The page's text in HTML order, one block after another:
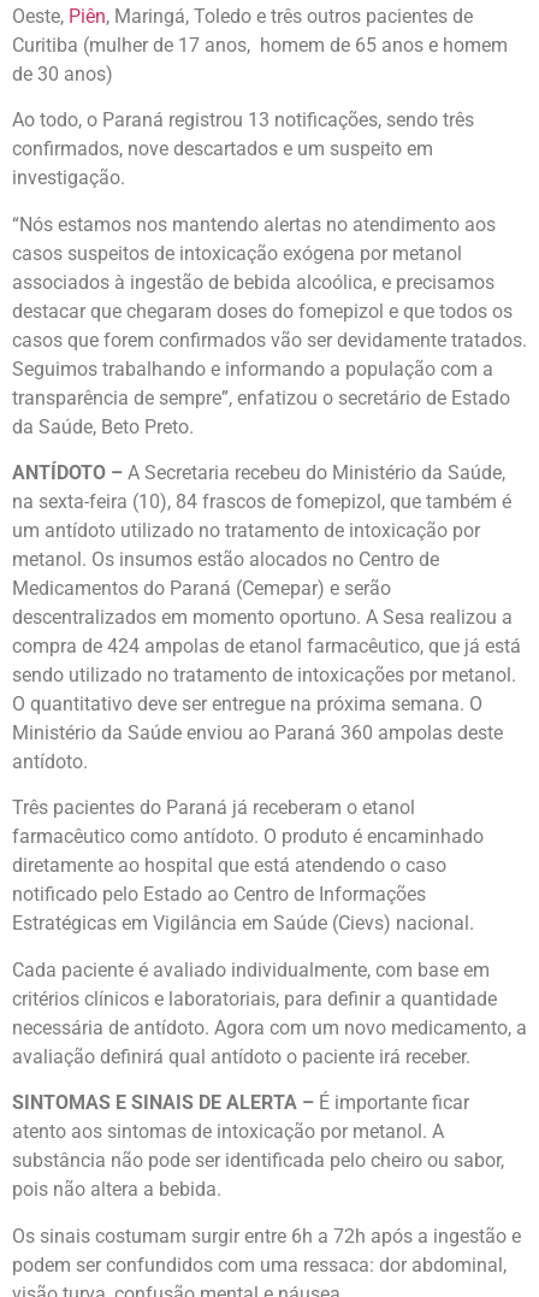
Oeste, Piên, Maringá, Toledo e três outros pacientes de
Curitiba (mulher de 17 anos, homem de 65 anos e homem
de 30 anos)
Ao todo, o Paraná registrou 13 notificações, sendo três
confirmados, nove descartados e um suspeito em
investigação.
“Nós estamos nos mantendo alertas no atendimento aos
casos suspeitos de intoxicação exógena por metanol
associados à ingestão de bebida alcoólica, e precisamos
destacar que chegaram doses do fomepizol e que todos os
casos que forem confirmados vão ser devidamente tratados.
Seguimos trabalhando e informando a população com a
transparência de sempre”, enfatizou o secretário de Estado
da Saúde, Beto Preto.
ANTÍDOTO – A Secretaria recebeu do Ministério da Saúde,
na sexta-feira (10), 84 frascos de fomepizol, que também é
um antídoto utilizado no tratamento de intoxicação por
metanol. Os insumos estão alocados no Centro de
Medicamentos do Paraná (Cemepar) e serão
descentralizados em momento oportuno. A Sesa realizou a
compra de 424 ampolas de etanol farmacêutico, que já está
sendo utilizado no tratamento de intoxicações por metanol.
O quantitativo deve ser entregue na próxima semana. O
Ministério da Saúde enviou ao Paraná 360 ampolas deste
antídoto.
Três pacientes do Paraná já receberam o etanol
farmacêutico como antídoto. O produto é encaminhado
diretamente ao hospital que está atendendo o caso
notificado pelo Estado ao Centro de Informações
Estratégicas em Vigilância em Saúde (Cievs) nacional.
Cada paciente é avaliado individualmente, com base em
critérios clínicos e laboratoriais, para definir a quantidade
necessária de antídoto. Agora com um novo medicamento, a
avaliação definirá qual antídoto o paciente irá receber.
SINTOMAS E SINAIS DE ALERTA – É importante ficar
atento aos sintomas de intoxicação por metanol. A
substância não pode ser identificada pelo cheiro ou sabor,
pois não altera a bebida.
Os sinais costumam surgir entre 6h a 72h após a ingestão e
podem ser confundidos com uma ressaca: dor abdominal,